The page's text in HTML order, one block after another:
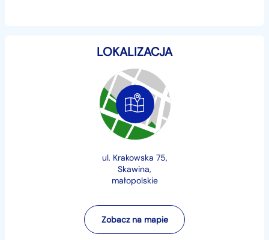
LOKALIZACJA
ul. Krakowska 75,
Skawina,
małopolskie
Zobacz na mapie